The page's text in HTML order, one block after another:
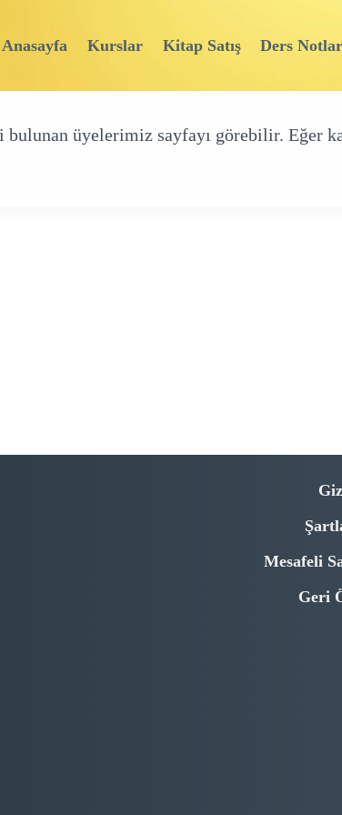
Anasayfa Kurslar Kitap Satış Ders
üyelerimiz sayfayı görebilir. Eğer
Mesafeli
Geri